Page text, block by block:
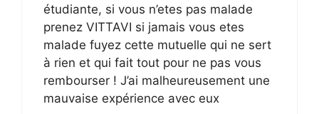
étudiante, si vous n’etes pas malade
prenez VITTAVI si jamais vous etes
malade fuyez cette mutuelle qui ne sert
à rien et qui fait tout pour ne pas vous
rembourser ! J’ai malheureusement une
mauvaise expérience avec eux